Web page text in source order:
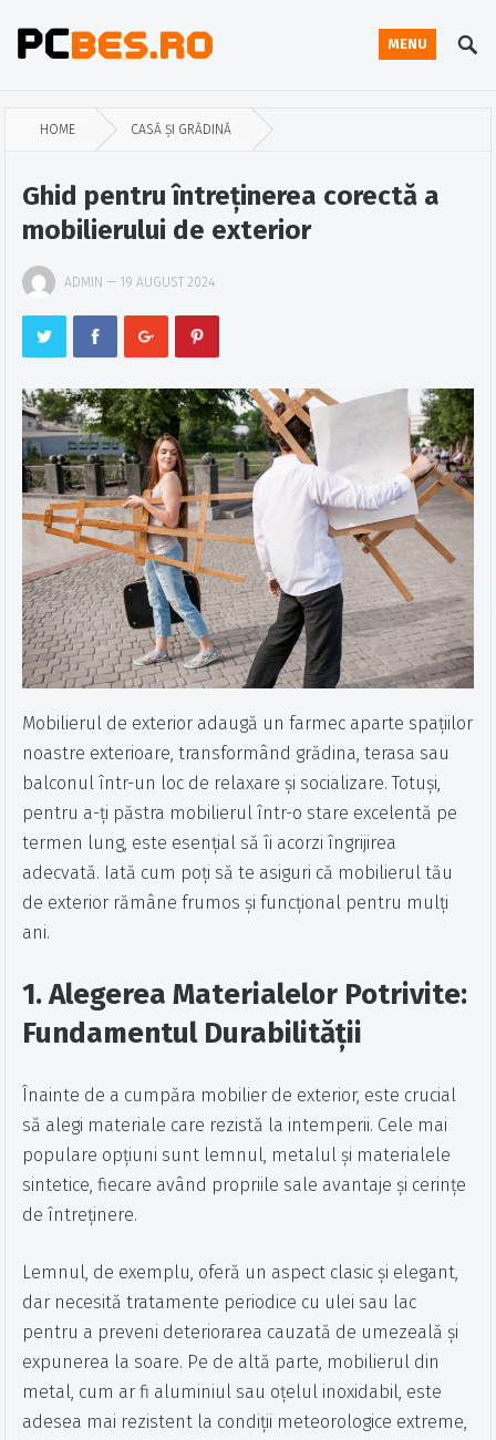
MENU
HOME CASĂ ȘI GRĂDINĂ
Ghid pentru întreținerea corectă a
mobilierului de exterior
ADMIN — 19 AUGUST 2024
Mobilierul de exterior adaugă un farmec aparte spațiilor
noastre exterioare, transformând grădina, terasa sau
balconul într-un loc de relaxare și socializare. Totuși,
pentru a-ți păstra mobilierul într-o stare excelentă pe
termen lung, este esențial să îi acorzi îngrijirea
adecvată. Iată cum poți să te asiguri că mobilierul tău
de exterior rămâne frumos și funcțional pentru mulți
ani.
1. Alegerea Materialelor Potrivite:
Fundamentul Durabilității
Înainte de a cumpăra mobilier de exterior, este crucial
să alegi materiale care rezistă la intemperii. Cele mai
populare opțiuni sunt lemnul, metalul și materialele
sintetice, fiecare având propriile sale avantaje și cerințe
de întreținere.
Lemnul, de exemplu, oferă un aspect clasic și elegant,
dar necesită tratamente periodice cu ulei sau lac
pentru a preveni deteriorarea cauzată de umezeală și
expunerea la soare. Pe de altă parte, mobilierul din
metal, cum ar fi aluminiul sau oțelul inoxidabil, este
adesea mai rezistent la condiții meteorologice extreme,